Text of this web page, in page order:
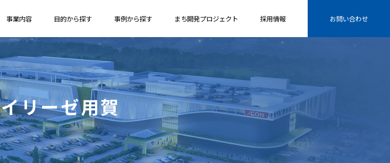
事業内容 目的から探す 事例から探す まち開発プロジェクト 採用情報 お問い合わせ
イリーゼ用賀